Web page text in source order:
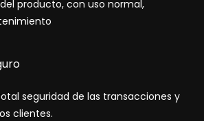
producto, con uso normal,
seguridad de las transacciones y
clientes.